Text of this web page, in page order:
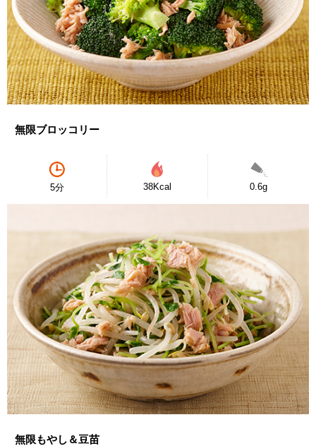
無限ブロッコリー
5分 38Kcal 0.6g
無限もやし＆豆苗